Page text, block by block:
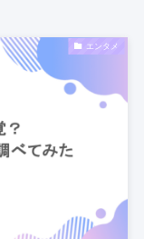
エンタメ